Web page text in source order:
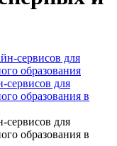
сервисов для
образования
для
образования в
для
образования в